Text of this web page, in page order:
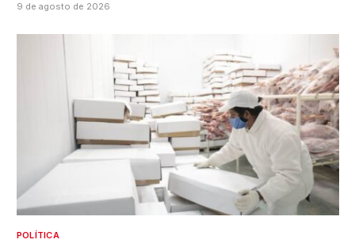
9 de agosto de 2026
POLÍTICA